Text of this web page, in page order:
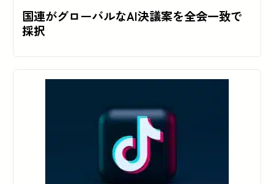
国連がグローバルなAI決議案を全会一致で
採択